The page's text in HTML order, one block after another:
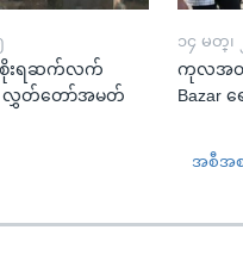
းရဆက်လက်
လွှတ်တော်အမတ်
၁၄ မတ္၊
ကုလအတွင်
Bazar
အစီအစ